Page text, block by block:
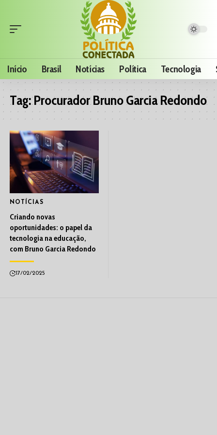
Início Brasil Notícias Política Tecnologia
Tag:Procurador Bruno Garcia Redondo
NOTÍCIAS
Criando novas
oportunidades: o papel da
tecnologia na educação,
com Bruno Garcia Redondo
17/02/2025